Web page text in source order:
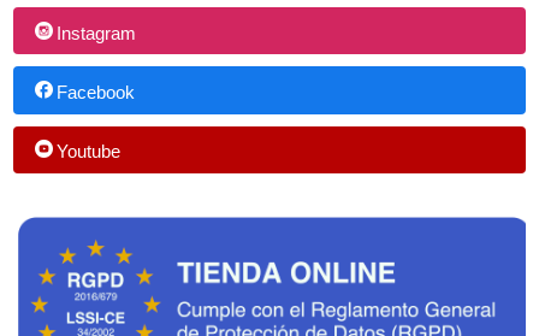
Instagram
Facebook
Youtube